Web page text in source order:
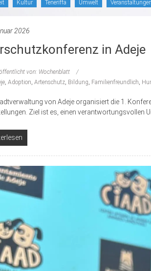
Kultur Teneriffa Umwelt Veranstaltungen
2026
in Adeje
von: Wochenblatt
Adoption Artenschutz Bildung Familienfreundlich
von Adeje organisiert die 1.
Ziel ist es, einen verantwortungsvollen